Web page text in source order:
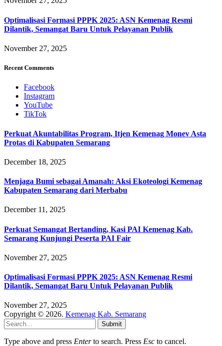
Optimalisasi Formasi PPPK 2025: ASN Kemenag Resmi
Dilantik, Semangat Baru Untuk Pelayanan Publik
November 27, 2025
Recent Comments
Facebook
Instagram
YouTube
TikTok
Perkuat Akuntabilitas Program, Itjen Kemenag Monev Asta
Protas di Kabupaten Semarang
December 18, 2025
Menjaga Bumi sebagai Amanah: Aksi Ekoteologi Kemenag
Kabupaten Semarang dari Merbabu
December 11, 2025
Perkuat Semangat Bertanding, Kasi PAI Kemenag Kab.
Semarang Kunjungi Peserta PAI Fair
November 27, 2025
Optimalisasi Formasi PPPK 2025: ASN Kemenag Resmi
Dilantik, Semangat Baru Untuk Pelayanan Publik
November 27, 2025
Copyright © 2026. Kemenag Kab. Semarang
Submit
Type above and press Enterto search. Press Esc to cancel.